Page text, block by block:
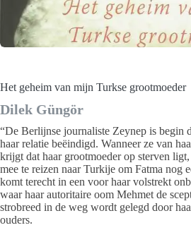
Het geheim van mijn Turkse grootmoeder
Dilek Güngör
“De Berlijnse journaliste Zeynep is begin
haar relatie beëindigd. Wanneer ze van
krijgt dat haar grootmoeder op sterven
mee te reizen naar Turkije om Fatma nog
komt terecht in een voor haar volstrekt
waar haar autoritaire oom Mehmet de
strobreed in de weg wordt gelegd door
ouders.